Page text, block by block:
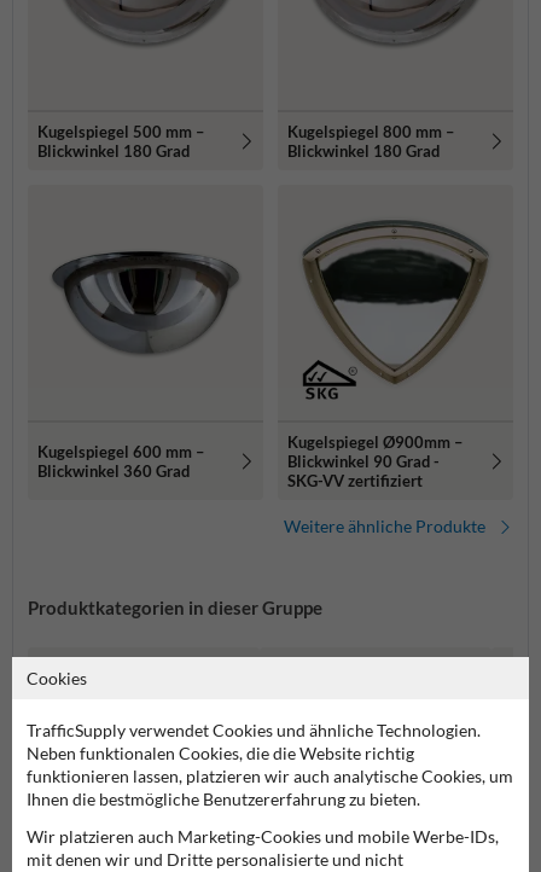
Kugelspiegel 500 mm –
Blickwinkel 180 Grad
Kugelspiegel 800 mm –
Blickwinkel 180 Grad
Kugelspiegel 600 mm –
Blickwinkel 360 Grad
Kugelspiegel Ø900mm –
Blickwinkel 90 Grad -
SKG-VV zertifiziert
Weitere ähnliche Produkte
Produktkategorien in dieser Gruppe
Cookies
TrafficSupply verwendet Cookies und ähnliche Technologien.
Neben funktionalen Cookies, die die Website richtig
funktionieren lassen, platzieren wir auch analytische Cookies, um
Ihnen die bestmögliche Benutzererfahrung zu bieten.
Wir platzieren auch Marketing-Cookies und mobile Werbe-IDs,
mit denen wir und Dritte personalisierte und nicht